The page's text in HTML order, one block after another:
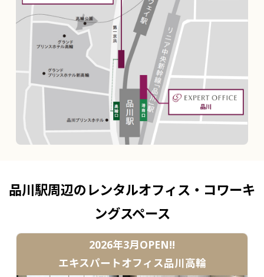
品川駅周辺のレンタルオフィス・コワーキ
ングスペース
2026年3月OPEN!!
エキスパートオフィス品川高輪